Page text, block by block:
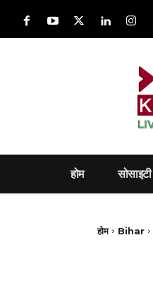
होम सोसाइटी
होम Bihar